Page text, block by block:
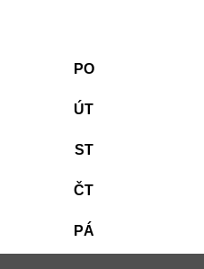
PO
ÚT
ST
ČT
PÁ